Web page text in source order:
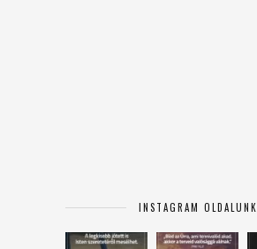
INSTAGRAM OLDALUNK